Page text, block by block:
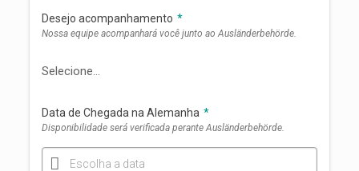
Desejo acompanhamento *
Nossa equipe acompanhará você junto ao Ausländerbehörde.
Data de Chegada na Alemanha *
Disponibilidade será verificada perante Ausländerbehörde.
Escolha a data